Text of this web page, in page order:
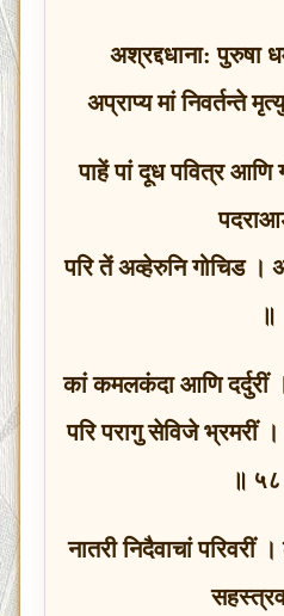
अश्रद्दधाना: पुरुषा
अप्राप्य मां निवर्तन्ते
पाहें पां दूध पवित्र आणि
परि तें अव्हेरुनि गोचिड
॥
कां कमलकंदा आणि दर्दुरीं
परि परागु सेविजे भ्रमरीं
॥
नातरी निदैवाचां परिवरीं